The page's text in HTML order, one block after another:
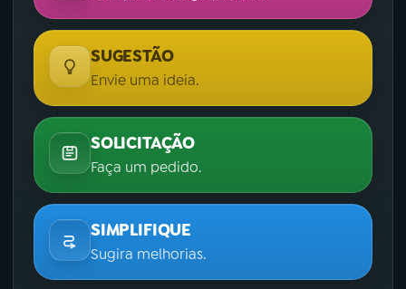
SUGESTÃO
Envie uma ideia.
SOLICITAÇÃO
Faça um pedido.
SIMPLIFIQUE
Sugira melhorias.